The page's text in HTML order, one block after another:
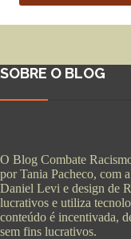
SOBRE O BLOG
O Blog Combate
por Tania Pacheco, com
Daniel Levi e design de
lucrativos e utiliza
conteúdo é incentivada,
sem fins lucrativos.